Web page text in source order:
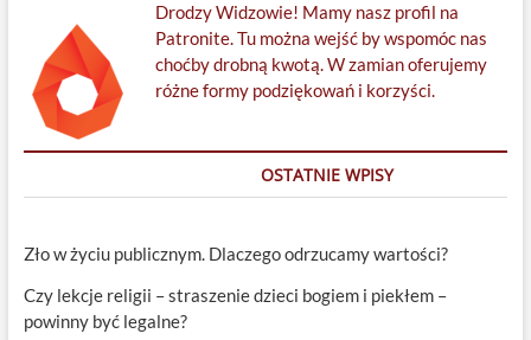
Drodzy Widzowie! Mamy nasz profil na
Patronite. Tu można wejść by wspomóc nas
choćby drobną kwotą. W zamian oferujemy
różne formy podziękowań i korzyści.
OSTATNIE WPISY
Zło w życiu publicznym. Dlaczego odrzucamy wartości?
Czy lekcje religii – straszenie dzieci bogiem i piekłem –
powinny być legalne?